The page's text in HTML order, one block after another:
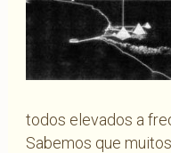
todos elevados a
Sabemos que